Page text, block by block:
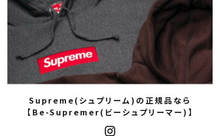
Supreme(シュプリーム)の正規品なら
【Be-Supremer(ビーシュプリーマー)】